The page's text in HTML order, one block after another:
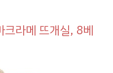
크라메 뜨개실, 8베